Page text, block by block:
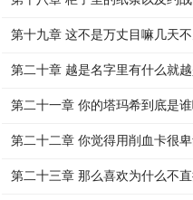
第十九章 这不是万丈目嘛几天
第二十章 越是名字里有什么就
第二十一章 你的塔玛希到底是
第二十二章 你觉得用削血卡很
第二十三章 那么喜欢为什么不